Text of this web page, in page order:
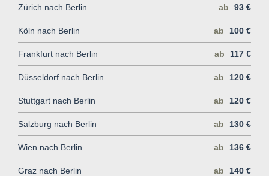
Zürich nach Berlin ab 93 €
Köln nach Berlin ab 100 €
Frankfurt nach Berlin ab 117 €
Düsseldorf nach Berlin ab 120 €
Stuttgart nach Berlin ab 120 €
Salzburg nach Berlin ab 130 €
Wien nach Berlin ab 136 €
Graz nach Berlin ab 140 €